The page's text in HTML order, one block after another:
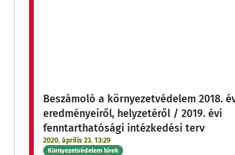
Beszámoló a környezetvédelem 2018.
eredményeiről, helyzetéről / 2019. évi
fenntarthatósági intézkedési terv
2020. április 23. 13:29
Környezetvédelem hírek